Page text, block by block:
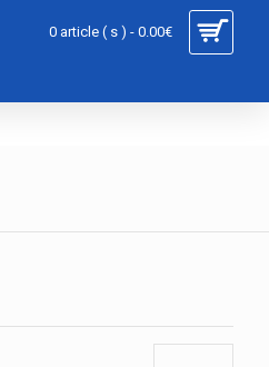
0 article ( s ) - 0.00€